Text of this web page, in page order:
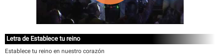
Letra de Establece tu reino
Establece tu reino en nuestro corazón